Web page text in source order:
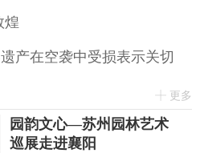
煌
产在空袭中受损表示关切
更多
园韵文心—苏州园林艺术
巡展走进襄阳